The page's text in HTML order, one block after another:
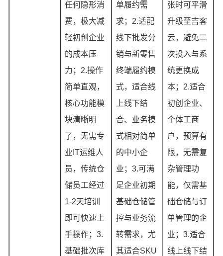
任何隐形消
费，极大减
轻初创企业
的成本压
力；2.操作
简单直观，
核心功能模
块清晰明
了，无需专
业IT运维人
员，传统仓
储员工经过
1-2天培训
即可快速上
手操作；3.
基础批次库
单履约需
求；2.适配
线下批发分
销与新零售
终端履约模
式，适合线
上线下结
合、业务模
式相对简单
的中小企
业；3.可满
足企业初期
基础仓储管
控与业务流
转需求，尤
其适合SKU
张时可平滑
升级至吉客
云，避免二
次投入与系
统更换成
本；2.适合
初创企业、
个体工商
户，预算有
限，无需复
杂管理功
能，仅需基
础仓储与订
单管理的企
业；3.适合
线上线下结